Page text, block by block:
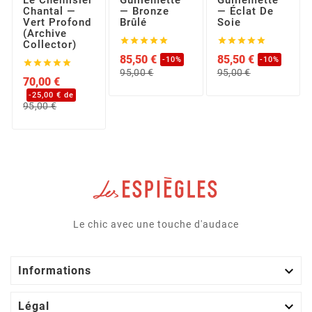
Chantal —
Vert Profond
(Archive
Collector)

70,00 €
-25,00 € de
95,00 €Prix
Prix
— Bronze
Brûlé

85,50 € -10%
95,00 €Prix
Prix
— Éclat De
Soie

85,50 € -10%
95,00 €Prix
Prix
Le chic avec une touche d'audace
Informations 
Légal 